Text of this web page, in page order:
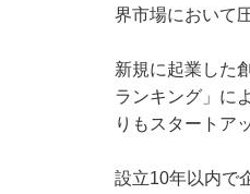
界市場において
新規に起業した
ランキング」に
りもスタートア
設立10年以内で